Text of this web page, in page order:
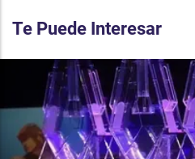
Te Puede Interesar